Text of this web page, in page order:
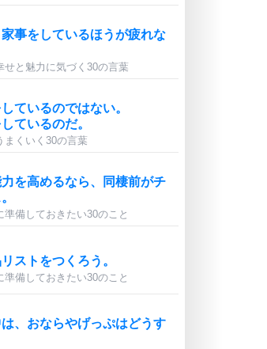
事をしているほうが疲れな
せと魅力に気づく30の言葉
ているのではない。
ているのだ。
まくいく30の言葉
を高めるなら、同棲前がチ
準備しておきたい30のこと
ストをつくろう。
準備しておきたい30のこと
は、おならやげっぷはどうす